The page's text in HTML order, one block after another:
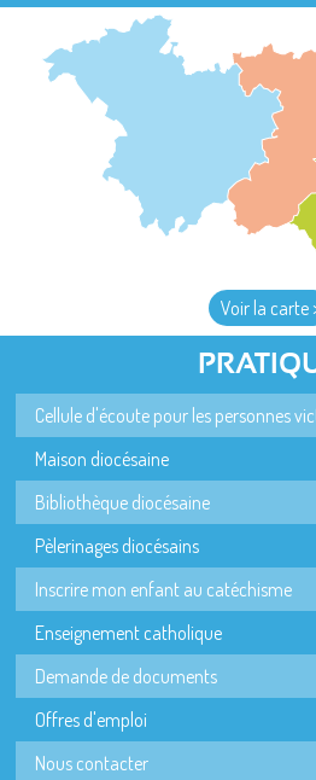
Voir la carte
Cellule d'écoute pour les personnes
Maison diocésaine
Bibliothèque diocésaine
Pèlerinages diocésains
Inscrire mon enfant au catéchisme
Enseignement catholique
Demande de documents
Offres d'emploi
Nous contacter